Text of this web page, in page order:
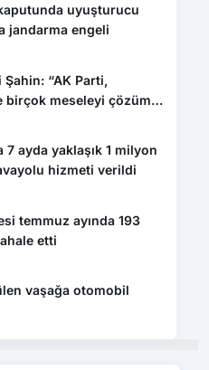
uyuşturucu
jandarma engeli
“AK Parti,
birçok meseleyi çözüme
7 ayda yaklaşık 1 milyon
hizmeti verildi
temmuz ayında 193
etti
vaşağa otomobil